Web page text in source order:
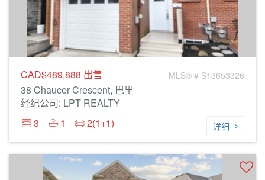
CAD$489,888 出售 MLS® # S13653326
38 Chaucer Crescent, 巴里
经纪公司: LPT REALTY
3
1 2(1+1) 详细